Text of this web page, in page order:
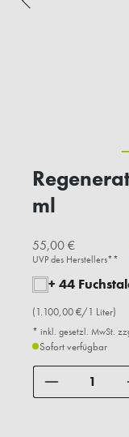
ml
55,00 €
UVP des Herstellers**
+ 44
(1.100,00 €/1 Liter)
* inkl. gesetzl. MwSt.
Sofort verfügbar